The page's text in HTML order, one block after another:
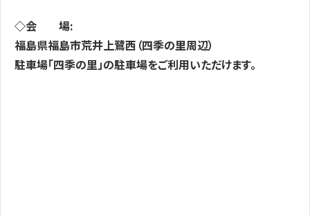
◇会 場:
福島県福島市荒井上鷺西（四季の里周辺）
駐車場「四季の里」の駐車場をご利用いただけます。